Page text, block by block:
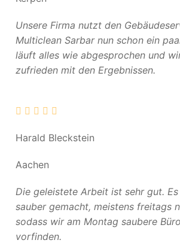
Unsere Firma nutzt den
Multiclean Sarbar nun schon ein
läuft alles wie abgesprochen und
zufrieden mit den Ergebnissen.
Harald Bleckstein
Aachen
Die geleistete Arbeit ist sehr gut.
sauber gemacht, meistens freitags
sodass wir am Montag saubere
vorfinden.